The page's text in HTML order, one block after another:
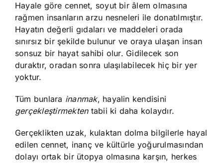
Hayale göre cennet, soyut bir âlem olmasına
rağmen insanların arzu nesneleri ile donatılmıştır.
Hayatın değerli gıdaları ve maddeleri orada
sınırsız bir şekilde bulunur ve oraya ulaşan insan
sonsuz bir hayat sahibi olur. Gidilecek son
duraktır, oradan sonra ulaşılabilecek hiç bir yer
yoktur.
Tüm bunlara inanmak, hayalin kendisini
gerçekleştirmektentabii ki daha kolaydır.
Gerçeklikten uzak, kulaktan dolma bilgilerle hayal
edilen cennet, inanç ve kültürle yoğurulmasından
dolayı ortak bir ütopya olmasına karşın, herkes